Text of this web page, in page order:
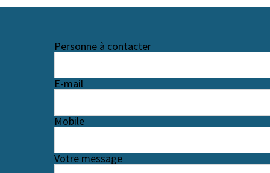
Personne à contacter
E-mail
Mobile
Votre message